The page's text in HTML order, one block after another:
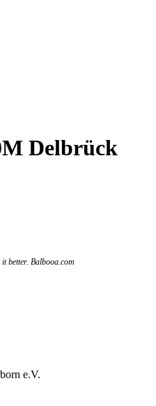
Delbrück
better. Balbooa.com
e.V.